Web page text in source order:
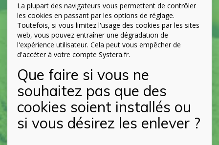
La plupart des navigateurs vous permettent de contrôler
les cookies en passant par les options de réglage.
Toutefois, si vous limitez l'usage des cookies par les sites
web, vous pouvez entraîner une dégradation de
l'expérience utilisateur. Cela peut vous empêcher de
d'accéter à votre compte Systera.fr.
Que faire si vous ne
souhaitez pas que des
cookies soient installés ou
si vous désirez les enlever ?